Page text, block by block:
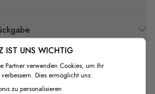
IST UNS WICHTIG
Partner verwenden Cookies, um Ihr
Dies ermöglicht uns:
zu personalisieren